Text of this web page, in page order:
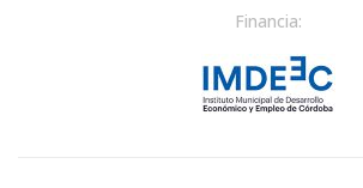
Financia: